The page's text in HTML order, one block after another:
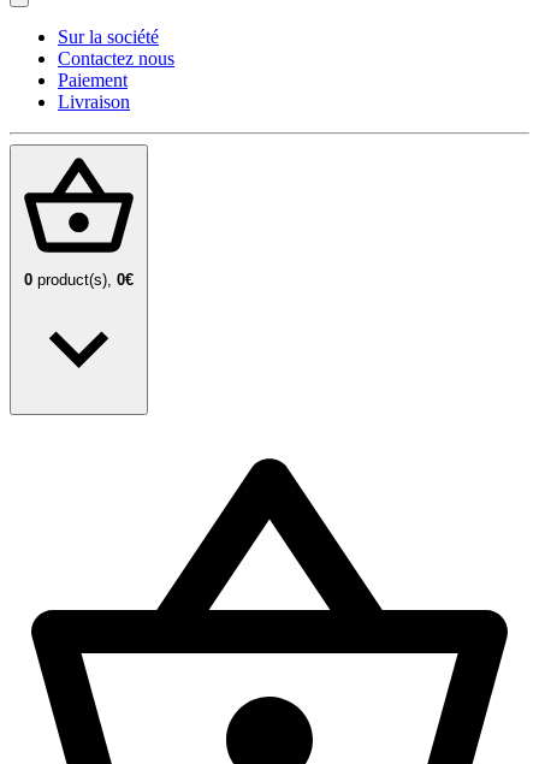
Sur la société
Contactez nous
Paiement
Livraison
0 product(s), 0€